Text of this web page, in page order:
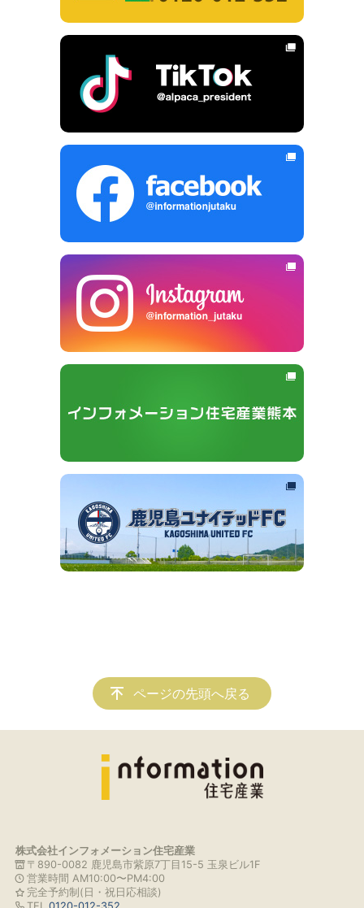
ページの先頭へ戻る
株式会社インフォメーション住宅産業
〒890-0082 鹿児島市紫原7丁目15-5 玉泉ビル1F
営業時間 AM10:00〜PM4:00
完全予約制(日・祝日応相談)